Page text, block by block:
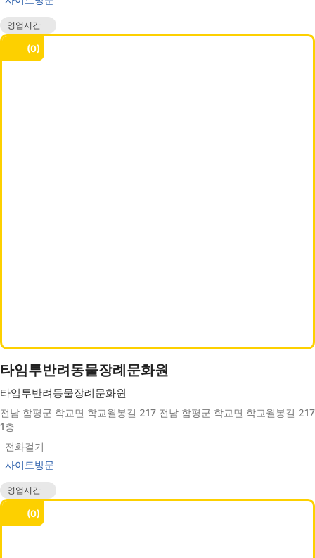
영업시간
0
타임투반려동물장례문화원
타임투반려동물장례문화원
전남 함평군 학교면 학교월봉길 217 전남 함평군 학교면 학교월봉길 217
1층
전화걸기
사이트방문
영업시간
0